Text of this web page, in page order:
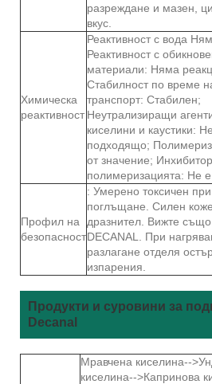
разреждане и мазен,
вкус.
Химическа
реактивност
Реактивност с вода
Реактивност с
материали: Няма
Стабилност по време
транспорт: Стабилен;
Неутрализиращи
киселини и каустики:
подходящо;
от значение;
полимеризацията: Не
Профил на
безопасност
: Умерено токсичен при
поглъщане. Силен
дразнител. Вижте също
DECANAL. При
разлагане отделя
изпарения.
Продукти и суровини за
Decanal
Мравчена киселина--
киселина-->Капринова